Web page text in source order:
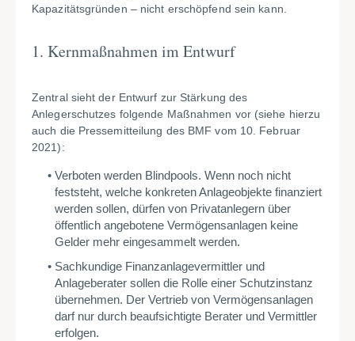
Kapazitätsgründen – nicht erschöpfend sein kann.
1. Kernmaßnahmen im Entwurf
Zentral sieht der Entwurf zur Stärkung des
Anlegerschutzes folgende Maßnahmen vor (siehe hierzu
auch die Pressemitteilung des BMF vom 10. Februar
2021):
Verboten werden Blindpools. Wenn noch nicht
feststeht, welche konkreten Anlageobjekte finanziert
werden sollen, dürfen von Privatanlegern über
öffentlich angebotene Vermögensanlagen keine
Gelder mehr eingesammelt werden.
Sachkundige Finanzanlagevermittler und
Anlageberater sollen die Rolle einer Schutzinstanz
übernehmen. Der Vertrieb von Vermögensanlagen
darf nur durch beaufsichtigte Berater und Vermittler
erfolgen.